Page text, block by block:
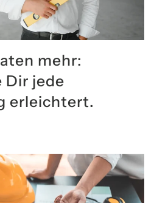
mehr:
Dir jede
erleichtert.